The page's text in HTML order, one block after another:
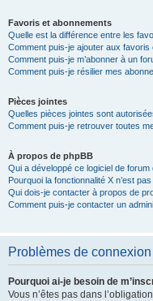
Favoris et abonnements
Quelle est la différence entre les
Comment puis-je ajouter aux favoris
Comment puis-je m’abonner à un
Comment puis-je résilier mes
Pièces jointes
Quelles pièces jointes sont
Comment puis-je retrouver toutes
À propos de phpBB
Qui a développé ce logiciel de
Pourquoi la fonctionnalité X n’est
Qui dois-je contacter à propos de
Comment puis-je contacter un
Problèmes de connexion
Pourquoi ai-je besoin de
Vous n’êtes pas dans